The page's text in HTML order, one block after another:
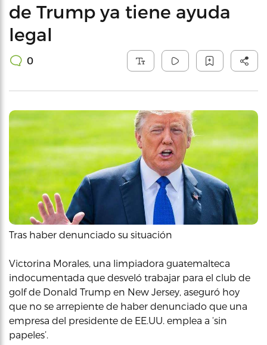
de Trump ya tiene ayuda
legal
0
Tras haber denunciado su situación
Victorina Morales, una limpiadora guatemalteca
indocumentada que desveló trabajar para el club de
golf de Donald Trump en New Jersey, aseguró hoy
que no se arrepiente de haber denunciado que una
empresa del presidente de EE.UU. emplea a ‘sin
papeles’.